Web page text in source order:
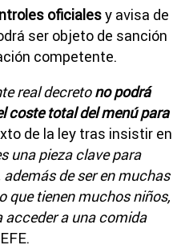
oficialesy avisa de
ser objeto de sanción
competente.
real decretono podrá
coste total del menú para
de la ley tras insistir en
una pieza clave para
de ser en muchas
que tienen muchos niños,
acceder a una comida